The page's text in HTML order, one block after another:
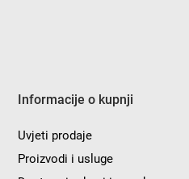
Informacije o kupnji
Uvjeti prodaje
Proizvodi i usluge